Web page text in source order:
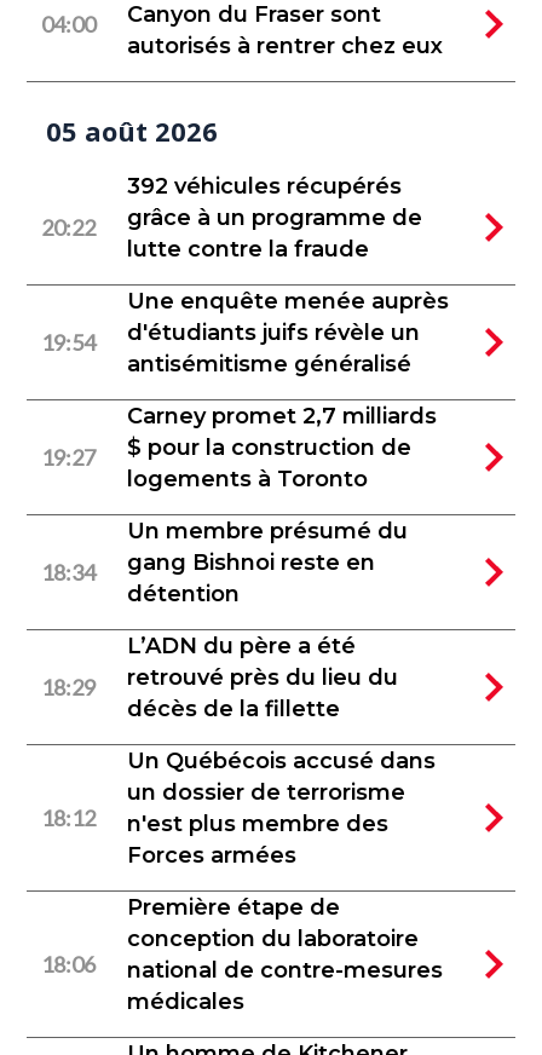
04:00
Canyon du Fraser sont
autorisés à rentrer chez eux
05 août 2026
20:22
392 véhicules récupérés
grâce à un programme de
lutte contre la fraude
19:54
Une enquête menée auprès
d'étudiants juifs révèle un
antisémitisme généralisé
19:27
Carney promet 2,7 milliards
$ pour la construction de
logements à Toronto
18:34
Un membre présumé du
gang Bishnoi reste en
détention
18:29
L’ADN du père a été
retrouvé près du lieu du
décès de la fillette
18:12
Un Québécois accusé dans
un dossier de terrorisme
n'est plus membre des
Forces armées
18:06
Première étape de
conception du laboratoire
national de contre-mesures
médicales